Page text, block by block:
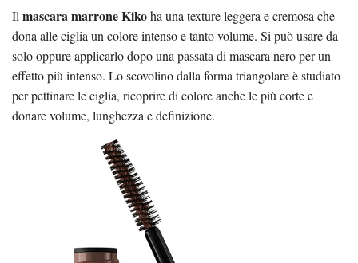
Ilmascara marrone Kikoha una texture leggera e cremosa che
dona alle ciglia un colore intenso e tanto volume. Si può usare da
solo oppure applicarlo dopo una passata di mascara nero per un
effetto più intenso. Lo scovolino dalla forma triangolare è studiato
per pettinare le ciglia, ricoprire di colore anche le più corte e
donare volume, lunghezza e definizione.